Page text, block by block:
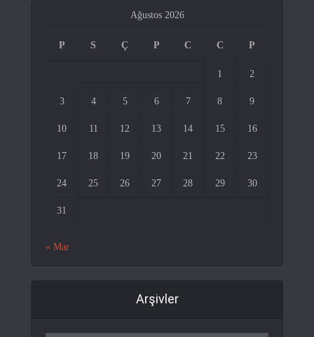
Ağustos 2026
P S Ç P C C P
1 2
3 4 5 6 7 8 9
10 11 12 13 14 15 16
17 18 19 20 21 22 23
24 25 26 27 28 29 30
31
« Mar
Arşivler